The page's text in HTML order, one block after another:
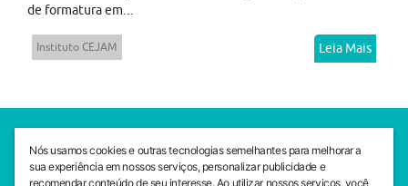
de formatura em...
Instituto CEJAM Leia Mais
SEDE CEJAM
Av. da Liberdade, 765, Liberdade, São Paulo, 01503-001
(11) 3469 - 1818
Nós usamos cookies e outras tecnologias semelhantes para melhorar a
sua experiência em nossos serviços, personalizar publicidade e
recomendar conteúdo de seu interesse. Ao utilizar nossos serviços, você